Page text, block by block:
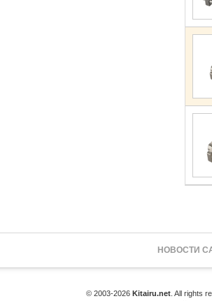
НОВОСТИ
© 2003-2026 Kitairu.net . All rights